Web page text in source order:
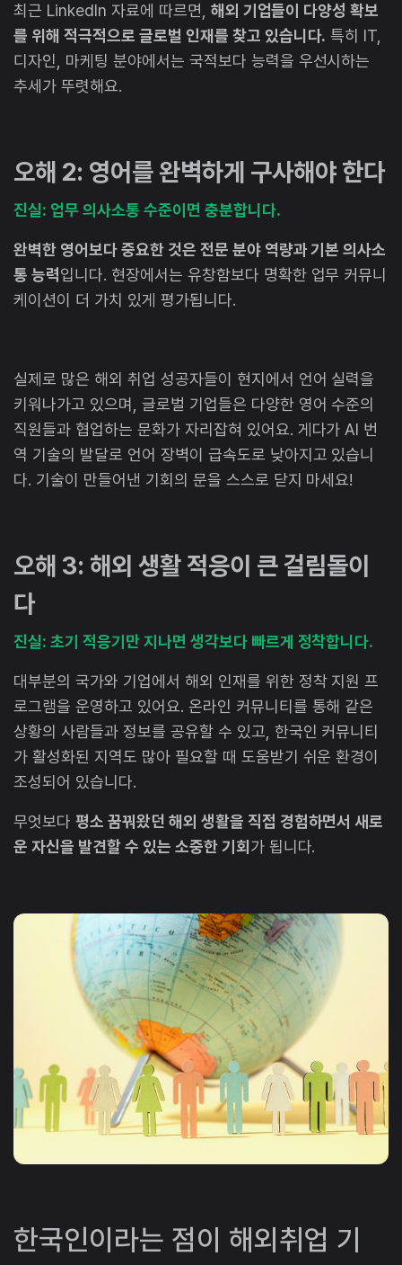
최근 LinkedIn 자료에 따르면, 해외 기업들이 다양성 확보
를 위해 적극적으로 글로벌 인재를 찾고 있습니다. 특히 IT,
디자인, 마케팅 분야에서는 국적보다 능력을 우선시하는
추세가 뚜렷해요.
오해 2: 영어를 완벽하게 구사해야 한다
진실: 업무 의사소통 수준이면 충분합니다.
완벽한 영어보다 중요한 것은 전문 분야 역량과 기본 의사소
통 능력입니다. 현장에서는 유창함보다 명확한 업무 커뮤니
케이션이 더 가치 있게 평가됩니다.
실제로 많은 해외 취업 성공자들이 현지에서 언어 실력을
키워나가고 있으며, 글로벌 기업들은 다양한 영어 수준의
직원들과 협업하는 문화가 자리잡혀 있어요. 게다가 AI 번
역 기술의 발달로 언어 장벽이 급속도로 낮아지고 있습니
다. 기술이 만들어낸 기회의 문을 스스로 닫지 마세요!
오해 3: 해외 생활 적응이 큰 걸림돌이
다
진실: 초기 적응기만 지나면 생각보다 빠르게 정착합니다.
대부분의 국가와 기업에서 해외 인재를 위한 정착 지원 프
로그램을 운영하고 있어요. 온라인 커뮤니티를 통해 같은
상황의 사람들과 정보를 공유할 수 있고, 한국인 커뮤니티
가 활성화된 지역도 많아 필요할 때 도움받기 쉬운 환경이
조성되어 있습니다.
무엇보다 평소 꿈꿔왔던 해외 생활을 직접 경험하면서 새로
운 자신을 발견할 수 있는 소중한 기회 가 됩니다.
한국인이라는 점이 해외취업 기